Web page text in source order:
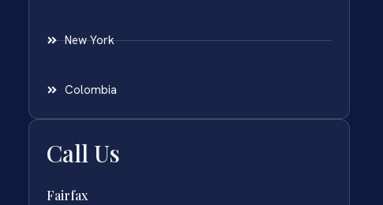
New York
Colombia
Call Us
Fairfax